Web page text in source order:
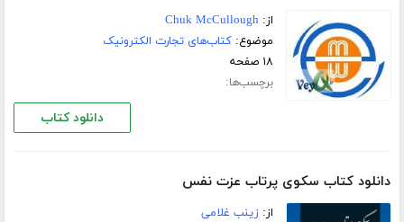
از:Chuk McCullough
موضوع:کتاب‌های تجارت الکترونیک
۱۸ صفحه
برچسب‌ها:
دانلود کتاب
دانلود کتاب سکوی پرتاب عزت ‌نفس
از:زینب غلامی